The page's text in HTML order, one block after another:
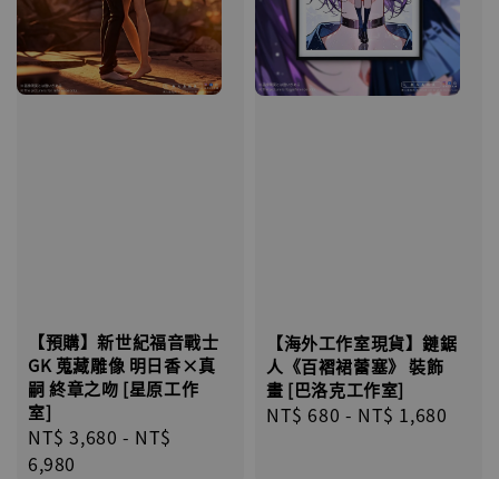
【預購】新世紀福音戰士
GK 蒐藏雕像 明日香×真
嗣 終章之吻 [星原工作
室]
Regular
price
NT$ 3,680 - NT$
6,980
【海外工作室現貨】鏈鋸
人《百褶裙蕾塞》 裝飾
畫 [巴洛克工作室]
Regular
NT$ 680 - NT$ 1,680